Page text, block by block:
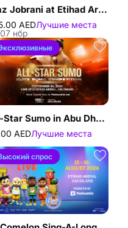
Maz Jobrani at Etihad Arena
AEDЛучшие места
нбр
All-Star Sumo in Abu Dhabi
AEDЛучшие места
спрос